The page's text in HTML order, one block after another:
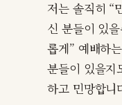
저는 솔직히 “
신 분들이 있
롭게” 예배하
분들이 있을지
하고 민망합니